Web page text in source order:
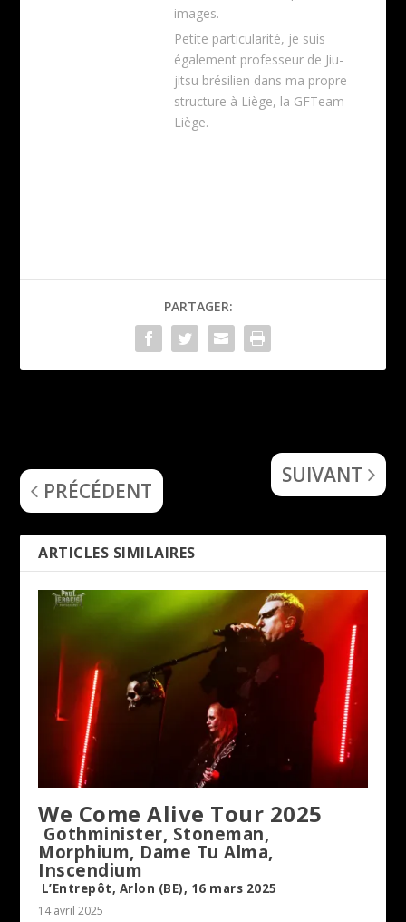
images.
Petite particularité, je suis
également professeur de Jiu-
jitsu brésilien dans ma propre
structure à Liège, la GFTeam
Liège.
PARTAGER:
PRÉCÉDENT
SUIVANT
ARTICLES SIMILAIRES
We Come Alive Tour 2025
Gothminister, Stoneman,
Morphium, Dame Tu Alma,
Inscendium
L’Entrepôt, Arlon (BE), 16 mars 2025
14 avril 2025